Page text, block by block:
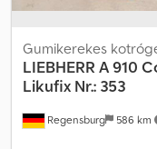
Regensburg 586 km
Gumikerekes
LIEBHERR A 910
Likufix Nr.: 353